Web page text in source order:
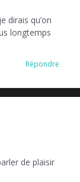
dirais qu’on
longtemps
Répondre
de plaisir